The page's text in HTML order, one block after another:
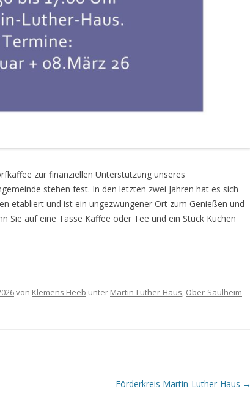
zur finanziellen Unterstützung unseres
stehen fest. In den letzten zwei Jahren hat es sich
etabliert und ist ein ungezwungener Ort zum Genießen und
Sie auf eine Tasse Kaffee oder Tee und ein Stück Kuchen
von Klemens Heeb unter Martin-Luther-Haus, Ober-Saulheim
Förderkreis Martin-Luther-Haus →